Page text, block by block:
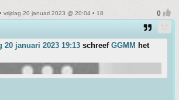
• vrijdag 20 januari 2023 @ 20:04 • 18
20 januari 2023 19:13 schreef GGMM het